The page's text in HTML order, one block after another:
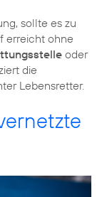
sollte es zu
erreicht ohne
oder
die
Lebensretter.